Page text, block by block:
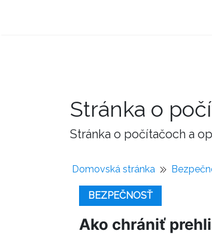
Stránka o
Stránka o počítačoch a
Domovská stránka
BEZPEČNOSŤ
Ako chrániť